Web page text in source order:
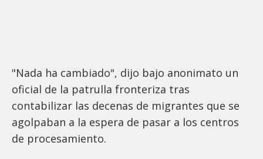
"Nada ha cambiado", dijo bajo anonimato un
oficial de la patrulla fronteriza tras
contabilizar las decenas de migrantes que se
agolpaban a la espera de pasar a los centros
de procesamiento.